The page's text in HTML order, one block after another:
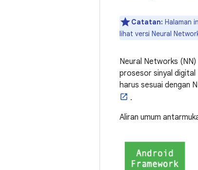
Catatan: Halaman
lihat versi Neural
Neural Networks
prosesor sinyal digital
harus sesuai dengan
.
Aliran umum